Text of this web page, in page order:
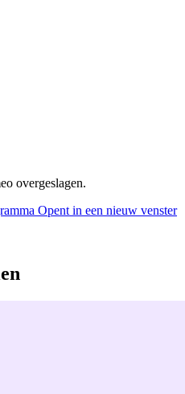
overgeslagen.
Opent in een nieuw venster